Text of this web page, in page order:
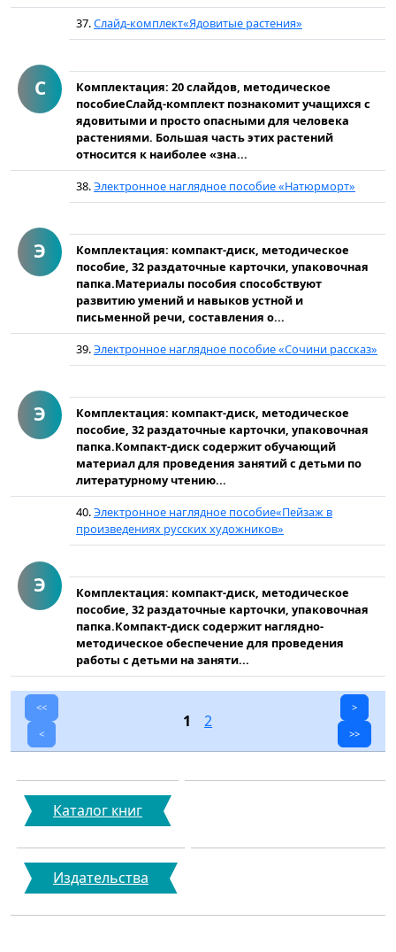
С
37.Слайд-комплект«Ядовитые растения»
Комплектация: 20 слайдов, методическое
пособиеСлайд-комплект познакомит учащихся с
ядовитыми и просто опасными для человека
растениями. Большая часть этих растений
относится к наиболее «зна...
Э
38.Электронное наглядное пособие «Натюрморт»
Комплектация: компакт-диск, методическое
пособие, 32 раздаточные карточки, упаковочная
папка.Материалы пособия способствуют
развитию умений и навыков устной и
письменной речи, составления о...
Э
39.Электронное наглядное пособие «Сочини рассказ»
Комплектация: компакт-диск, методическое
пособие, 32 раздаточные карточки, упаковочная
папка.Компакт-диск содержит обучающий
материал для проведения занятий с детьми по
литературному чтению...
Э
40.Электронное наглядное пособие«Пейзаж в
произведениях русских художников»
Комплектация: компакт-диск, методическое
пособие, 32 раздаточные карточки, упаковочная
папка.Компакт-диск содержит наглядно-
методическое обеспечение для проведения
работы с детьми на заняти...
<<
<
1 2
>
>>
Каталог книг
Издательства